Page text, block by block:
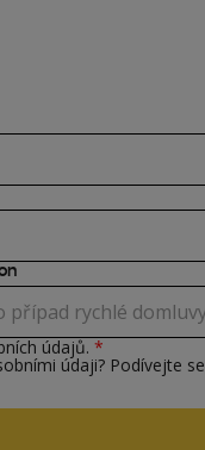
údajů. *
údaji? Podívejte se